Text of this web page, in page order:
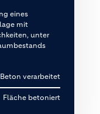
eines
mit
unter
Beton verarbeitet
Fläche betoniert